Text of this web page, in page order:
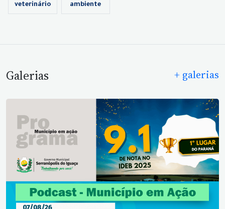
veterinário
ambiente
Galerias + galerias